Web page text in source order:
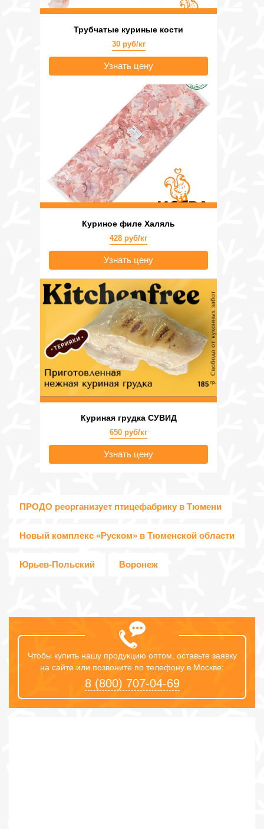
Трубчатые куриные кости
30 руб/кг
Узнать цену
Куриное филе Халяль
428 руб/кг
Узнать цену
Куриная грудка СУВИД
650 руб/кг
Узнать цену
ПРОДО реорганизует птицефабрику в Тюмени
Новый комплекс «Руском» в Тюменской области
Юрьев-Польский Воронеж
Чтобы купить нашу продукцию оптом, оставьте заявку
на сайте или позвоните по телефону в Москве:
8 (800) 707-04-69